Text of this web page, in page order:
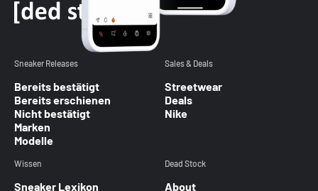
Sneaker Releases
Bereits bestätigt
Bereits erschienen
Nicht bestätigt
Marken
Modelle
Sales & Deals
Streetwear
Deals
Nike
Wissen
Sneaker Lexikon
Dead Stock
About